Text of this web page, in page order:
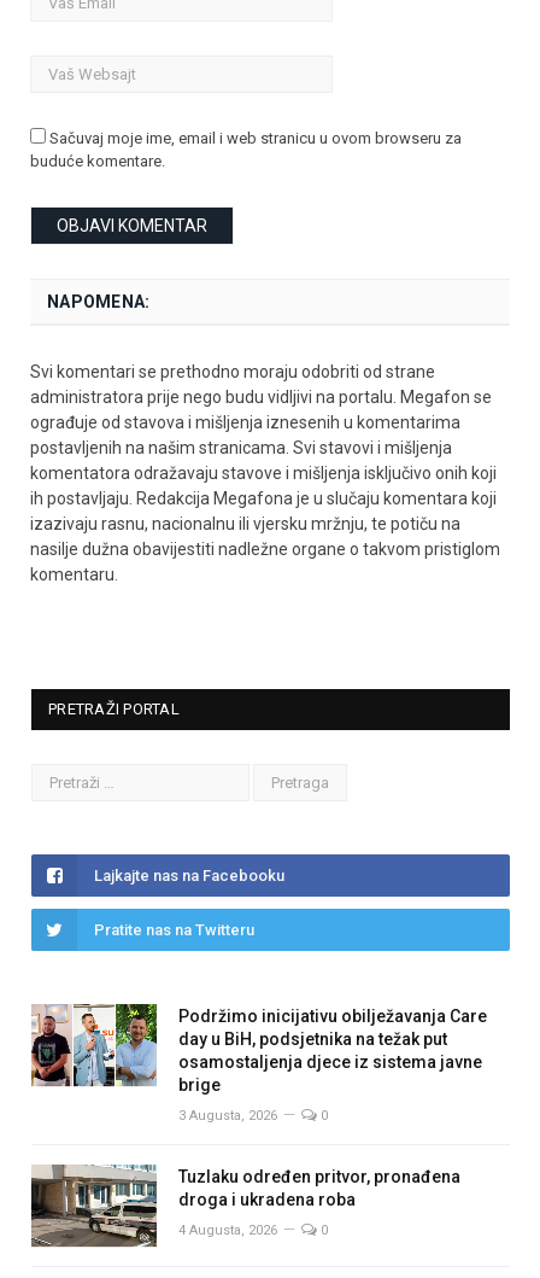
Sačuvaj moje ime, email i web stranicu u ovom browseru za
buduće komentare.
NAPOMENA:
Svi komentari se prethodno moraju odobriti od strane
administratora prije nego budu vidljivi na portalu. Megafon se
ograđuje od stavova i mišljenja iznesenih u komentarima
postavljenih na našim stranicama. Svi stavovi i mišljenja
komentatora odražavaju stavove i mišljenja isključivo onih koji
ih postavljaju. Redakcija Megafona je u slučaju komentara koji
izazivaju rasnu, nacionalnu ili vjersku mržnju, te potiču na
nasilje dužna obavijestiti nadležne organe o takvom pristiglom
komentaru.
PRETRAŽI PORTAL
Lajkajte nas na Facebooku
Pratite nas na Twitteru
Podržimo inicijativu obilježavanja Care
day u BiH, podsjetnika na težak put
osamostaljenja djece iz sistema javne
brige
3 Augusta, 2026 0
Tuzlaku određen pritvor, pronađena
droga i ukradena roba
4 Augusta, 2026 0